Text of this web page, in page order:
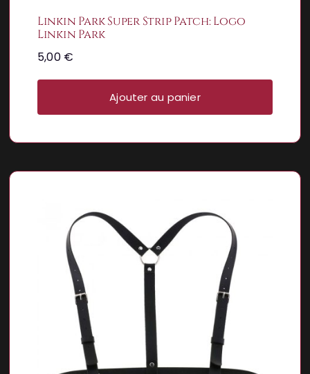
Linkin Park Super Strip Patch: Logo
Linkin Park
5,00 €
Ajouter au panier